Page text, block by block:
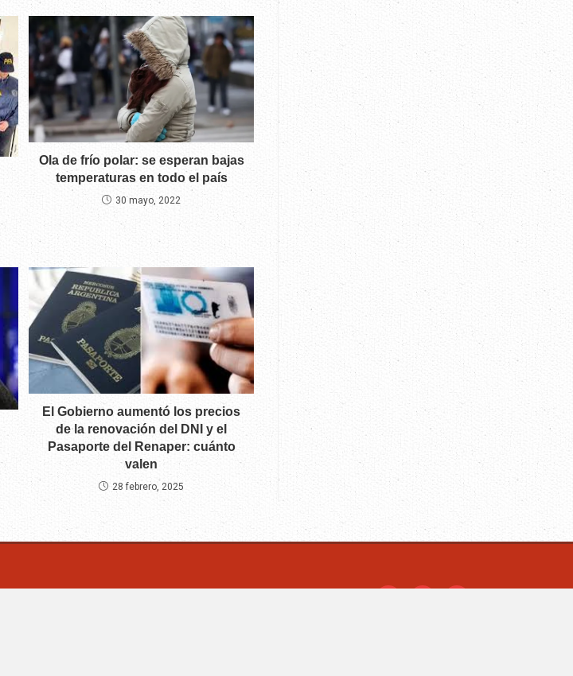
Ola de frío polar: se esperan bajas
temperaturas en todo el país
30 mayo, 2022
El Gobierno aumentó los precios
de la renovación del DNI y el
Pasaporte del Renaper: cuánto
valen
28 febrero, 2025